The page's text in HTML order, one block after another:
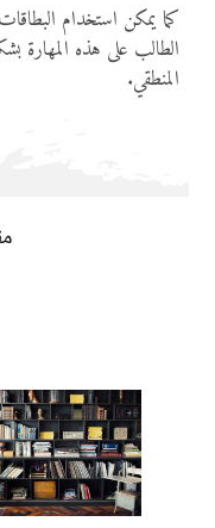
كما يمكن استخدام البطاقات
الطالب على هذه المهارة
المنطقي.